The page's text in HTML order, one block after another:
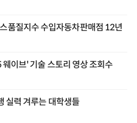
품질지수 수입자동차판매점 12년
이브' 기술 스토리 영상 조회수
실력 겨루는 대학생들